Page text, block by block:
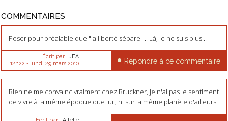
COMMENTAIRES
Poser pour préalable que "la liberté sépare"... Là, je ne suis plus...
Écrit par : JEA
12h22 - lundi 29 mars 2010 Répondre à ce commentaire
Rien ne me convainc vraiment chez Bruckner, je n'ai pas le sentiment
de vivre à la même époque que lui ; ni sur la même planète d'ailleurs.